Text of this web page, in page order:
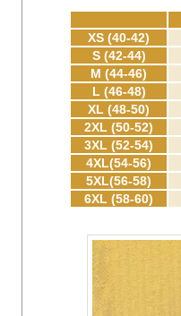
XS (40-42)
S (42-44)
M (44-46)
L (46-48)
XL (48-50)
2XL (50-52)
3XL (52-54)
4XL(54-56)
5XL(56-58)
6XL (58-60)